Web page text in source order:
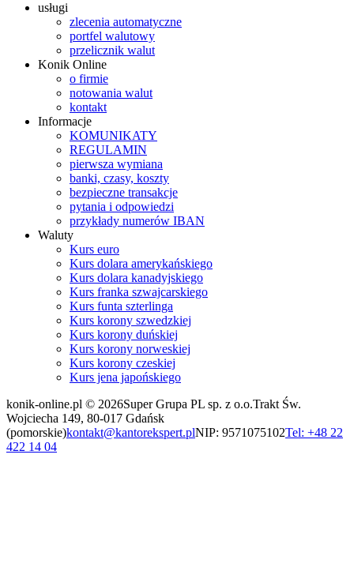
usługi
zlecenia automatyczne
portfel walutowy
przelicznik walut
Konik Online
o firmie
notowania walut
kontakt
Informacje
KOMUNIKATY
REGULAMIN
pierwsza wymiana
banki, czasy, koszty
bezpieczne transakcje
pytania i odpowiedzi
przykłady numerów IBAN
Waluty
Kurs euro
Kurs dolara amerykańskiego
Kurs dolara kanadyjskiego
Kurs franka szwajcarskiego
Kurs funta szterlinga
Kurs korony szwedzkiej
Kurs korony duńskiej
Kurs korony norweskiej
Kurs korony czeskiej
Kurs jena japońskiego
konik-online.pl © 2026Super Grupa PL sp. z o.o.Trakt Św.
Wojciecha 149, 80-017 Gdańsk
(pomorskie)kontakt@kantorekspert.plNIP: 9571075102Tel: +48 22
422 14 04